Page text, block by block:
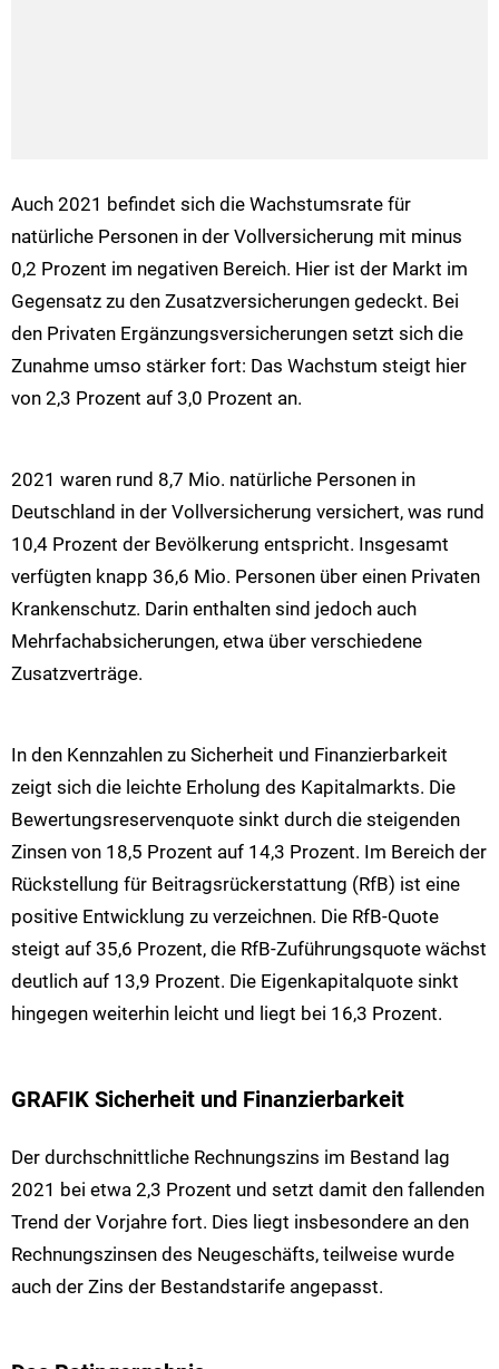
Auch 2021 befindet sich die Wachstumsrate für
natürliche Personen in der Vollversicherung mit minus
0,2 Prozent im negativen Bereich. Hier ist der Markt im
Gegensatz zu den Zusatzversicherungen gedeckt. Bei
den Privaten Ergänzungsversicherungen setzt sich die
Zunahme umso stärker fort: Das Wachstum steigt hier
von 2,3 Prozent auf 3,0 Prozent an.
2021 waren rund 8,7 Mio. natürliche Personen in
Deutschland in der Vollversicherung versichert, was rund
10,4 Prozent der Bevölkerung entspricht. Insgesamt
verfügten knapp 36,6 Mio. Personen über einen Privaten
Krankenschutz. Darin enthalten sind jedoch auch
Mehrfachabsicherungen, etwa über verschiedene
Zusatzverträge.
In den Kennzahlen zu Sicherheit und Finanzierbarkeit
zeigt sich die leichte Erholung des Kapitalmarkts. Die
Bewertungsreservenquote sinkt durch die steigenden
Zinsen von 18,5 Prozent auf 14,3 Prozent. Im Bereich der
Rückstellung für Beitragsrückerstattung (RfB) ist eine
positive Entwicklung zu verzeichnen. Die RfB-Quote
steigt auf 35,6 Prozent, die RfB-Zuführungsquote wächst
deutlich auf 13,9 Prozent. Die Eigenkapitalquote sinkt
hingegen weiterhin leicht und liegt bei 16,3 Prozent.
GRAFIK Sicherheit und Finanzierbarkeit
Der durchschnittliche Rechnungszins im Bestand lag
2021 bei etwa 2,3 Prozent und setzt damit den fallenden
Trend der Vorjahre fort. Dies liegt insbesondere an den
Rechnungszinsen des Neugeschäfts, teilweise wurde
auch der Zins der Bestandstarife angepasst.